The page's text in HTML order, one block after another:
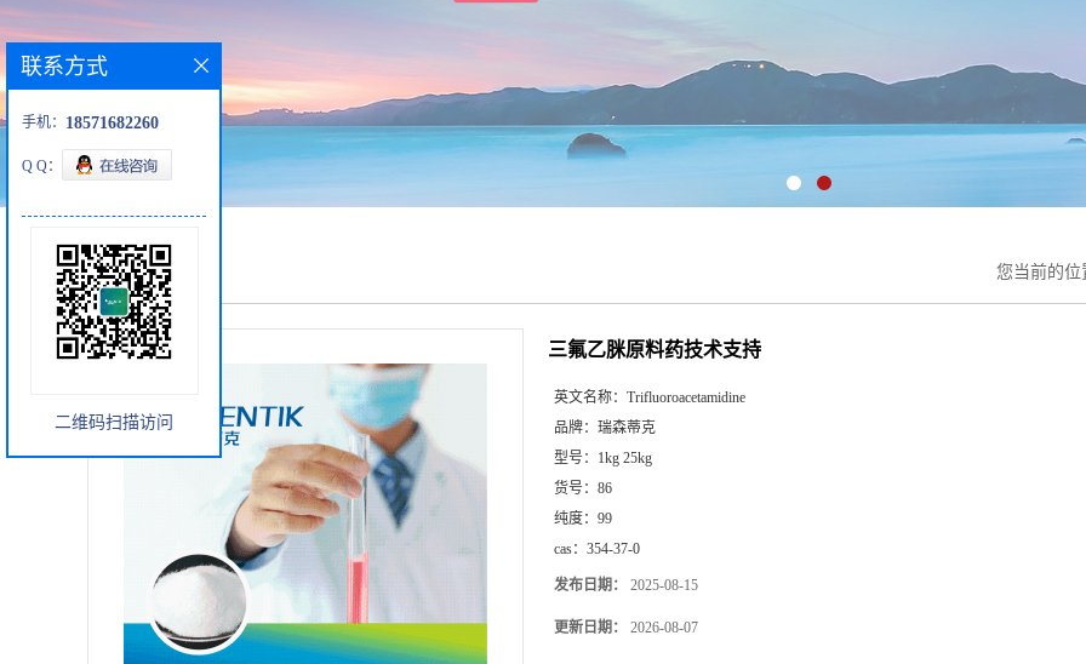
产品展厅 您当前的
三氟乙脒原料药技术支持
英文名称： Trifluoroacetamidine
品牌： 瑞森蒂克
型号： 1kg 25kg
货号： 86
纯度： 99
cas： 354-37-0
发布日期： 2025-08-15
更新日期： 2026-08-07
联系方式
手机： 18571682260
Q Q：
二维码扫描访问